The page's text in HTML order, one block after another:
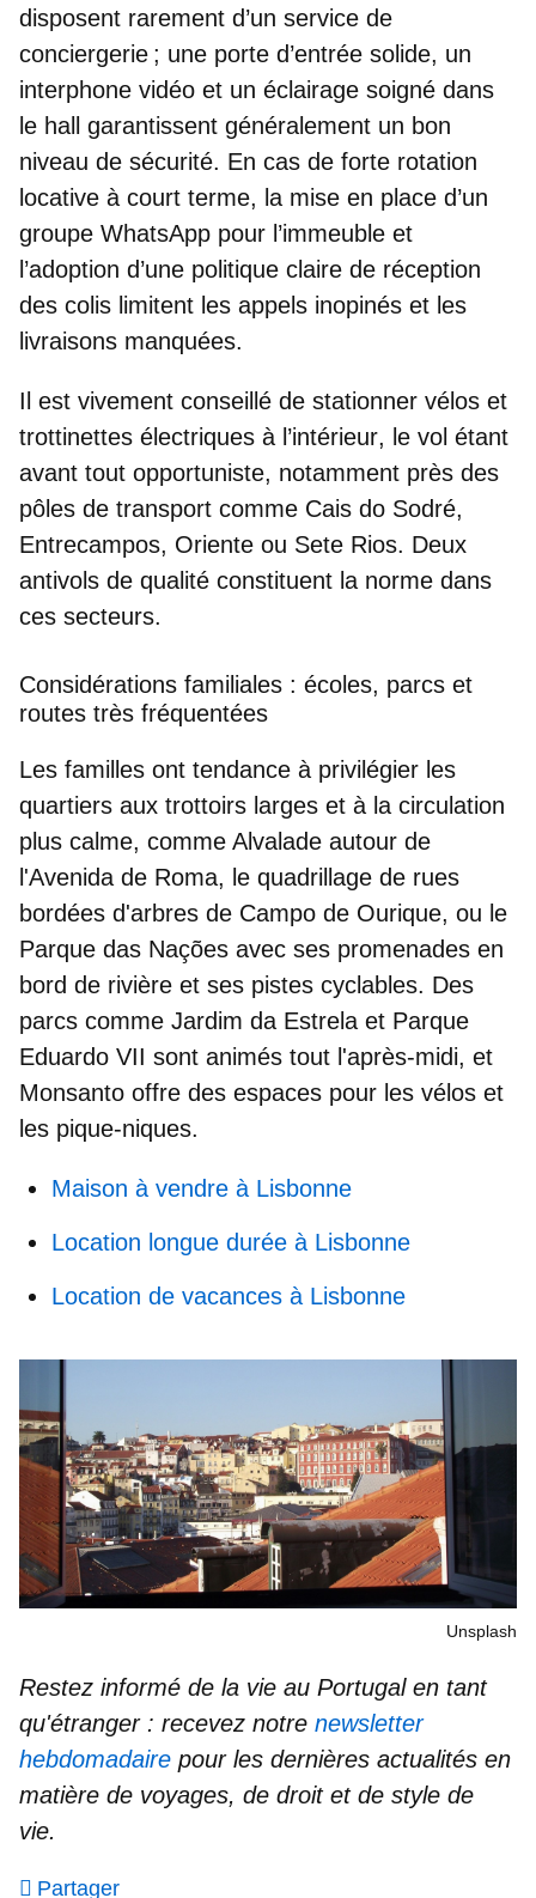
disposent rarement d’un service de
conciergerie ; une porte d’entrée solide, un
interphone vidéo et un éclairage soigné dans
le hall garantissent généralement un bon
niveau de sécurité. En cas de forte rotation
locative à court terme, la mise en place d’un
groupe WhatsApp pour l’immeuble et
l’adoption d’une politique claire de réception
des colis limitent les appels inopinés et les
livraisons manquées.
Il est vivement conseillé de stationner vélos et
trottinettes électriques à l’intérieur, le vol étant
avant tout opportuniste, notamment près des
pôles de transport comme Cais do Sodré,
Entrecampos, Oriente ou Sete Rios. Deux
antivols de qualité constituent la norme dans
ces secteurs.
Considérations familiales : écoles, parcs et
routes très fréquentées
Les familles ont tendance à privilégier les
quartiers aux trottoirs larges et à la circulation
plus calme, comme Alvalade autour de
l'Avenida de Roma, le quadrillage de rues
bordées d'arbres de Campo de Ourique, ou le
Parque das Nações avec ses promenades en
bord de rivière et ses pistes cyclables. Des
parcs comme Jardim da Estrela et Parque
Eduardo VII sont animés tout l'après-midi, et
Monsanto offre des espaces pour les vélos et
les pique-niques.
Maison à vendre à Lisbonne
Location longue durée à Lisbonne
Location de vacances à Lisbonne
Unsplash
Restez informé de la vie au Portugal en tant
qu'étranger : recevez notre newsletter
hebdomadaire pour les dernières actualités en
matière de voyages, de droit et de style de
vie.
Partager